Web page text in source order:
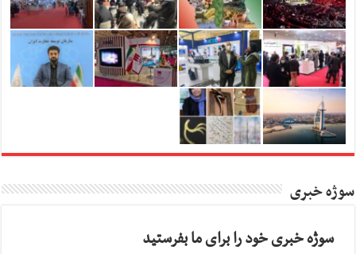
سوژه خبری
سوژه خبری خود را برای ما بفرستید